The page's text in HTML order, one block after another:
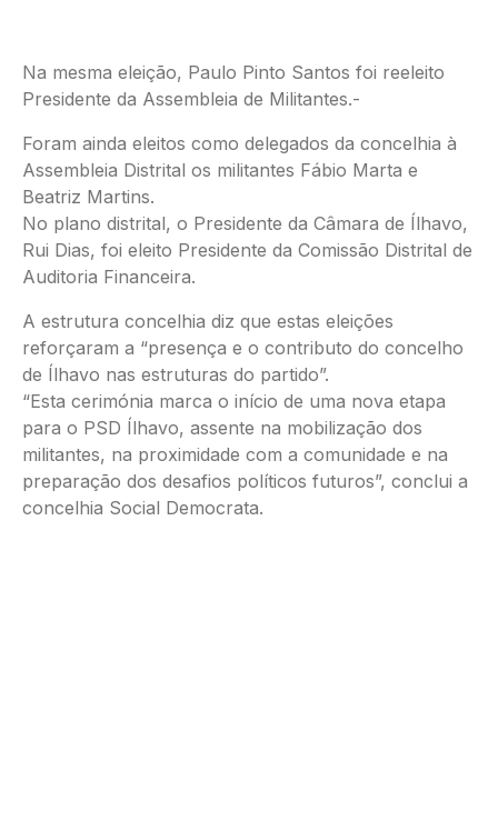
Na mesma eleição, Paulo Pinto Santos foi reeleito
Presidente da Assembleia de Militantes.-
Foram ainda eleitos como delegados da concelhia à
Assembleia Distrital os militantes Fábio Marta e
Beatriz Martins.
No plano distrital, o Presidente da Câmara de Ílhavo,
Rui Dias, foi eleito Presidente da Comissão Distrital de
Auditoria Financeira.
A estrutura concelhia diz que estas eleições
reforçaram a “presença e o contributo do concelho
de Ílhavo nas estruturas do partido”.
“Esta cerimónia marca o início de uma nova etapa
para o PSD Ílhavo, assente na mobilização dos
militantes, na proximidade com a comunidade e na
preparação dos desafios políticos futuros”, conclui a
concelhia Social Democrata.